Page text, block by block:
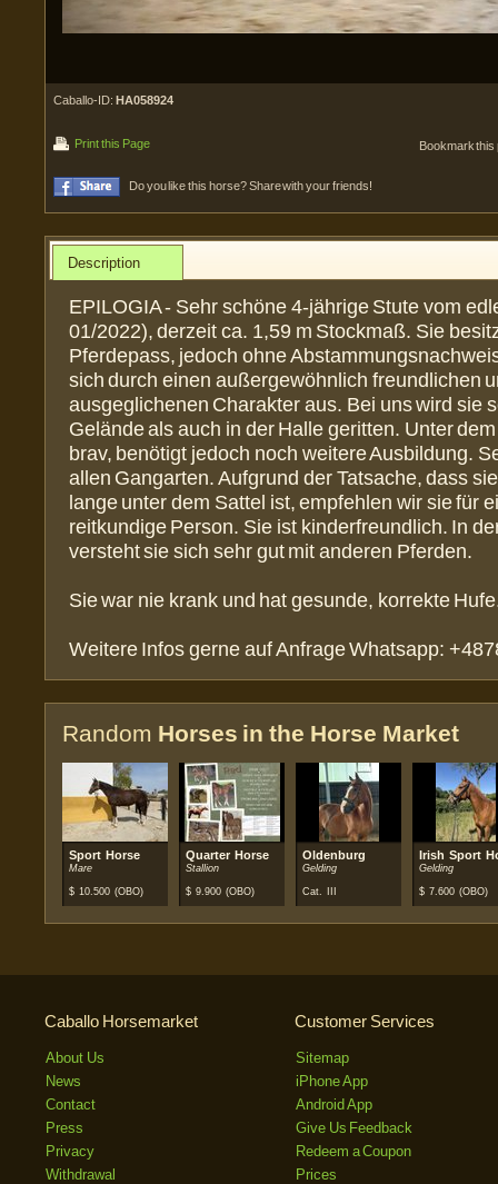
Caballo-ID: HA058924
Print this Page Bookmark
Do you like this horse? Share with your friends!
Description
EPILOGIA - Sehr schöne 4-jährige Stute vom
01/2022), derzeit ca. 1,59 m Stockmaß. Sie
Pferdepass, jedoch ohne
sich durch einen außergewöhnlich freundlichen
ausgeglichenen Charakter aus. Bei uns wird sie
Gelände als auch in der Halle geritten. Unter
brav, benötigt jedoch noch weitere Ausbildung.
allen Gangarten. Aufgrund der Tatsache, dass
lange unter dem Sattel ist, empfehlen wir sie für
reitkundige Person. Sie ist kinderfreundlich. In
versteht sie sich sehr gut mit anderen Pferden.
Sie war nie krank und hat gesunde, korrekte
Weitere Infos gerne auf Anfrage Whatsapp:
Random Horses in the Horse Market
Sport Horse
Mare
$ 10.500 (OBO)
Quarter Horse
Stallion
$ 9.900 (OBO)
Oldenburg
Gelding
Cat. III
Irish Sport
Gelding
$ 7.600 (OBO)
Caballo Horsemarket
About Us
News
Contact
Press
Privacy
Withdrawal
Customer Services
Sitemap
iPhone App
Android App
Give Us Feedback
Redeem a Coupon
Prices